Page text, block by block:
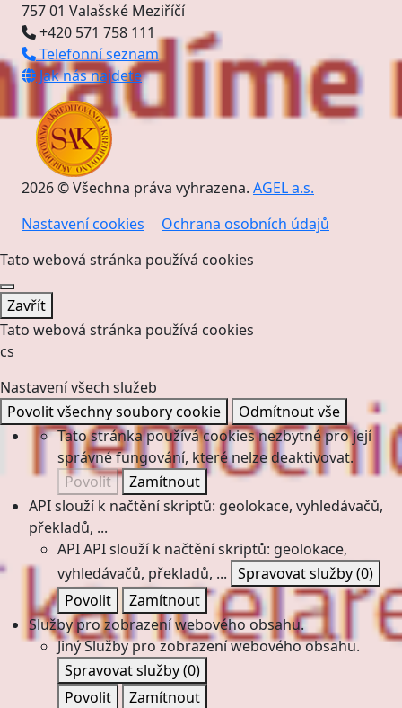
757 01 Valašské Meziříčí
+420 571 758 111
Telefonní seznam
Jak nás najdete
2026 © Všechna práva vyhrazena. AGEL a.s.
Nastavení cookies
Ochrana osobních údajů
Tato webová stránka používá cookies
Zavřít
Tato webová stránka používá cookies
cs
Nastavení všech služeb
Povolit všechny soubory cookie
Odmítnout vše
Tato stránka používá cookies nezbytné pro její
správné fungování, které nelze deaktivovat.
Povolit
Zamítnout
API slouží k načtění skriptů: geolokace, vyhledávačů,
překladů, ...
APIAPI slouží k načtění skriptů: geolokace,
vyhledávačů, překladů, ... Spravovat služby(0)
Povolit
Zamítnout
Služby pro zobrazení webového obsahu.
JinýSlužby pro zobrazení webového obsahu.
Spravovat služby(0)
Povolit
Zamítnout